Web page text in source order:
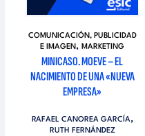
COMUNICACIÓN, PUBLICIDAD
E IMAGEN,MARKETING
MINICASO. MOEVE – EL
NACIMIENTO DE UNA «NUEVA
EMPRESA»
RAFAEL CANOREA GARCÍA,
RUTH FERNÁNDEZ